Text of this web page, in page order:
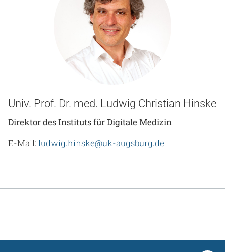
Notaufnahme
Anreise
Univ. Prof. Dr. med. Ludwig Christian Hinske
Direktor des Instituts für Digitale Medizin
E-Mail:ludwig.hinske@uk-augsburg.de